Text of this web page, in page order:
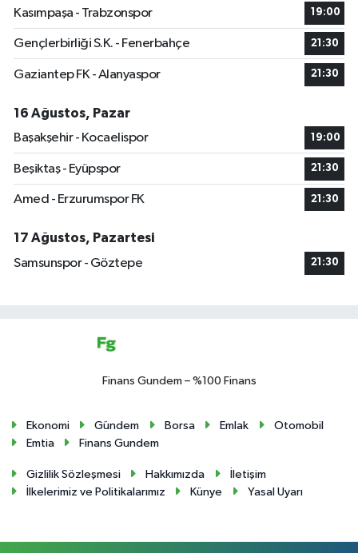
Kasımpaşa - Trabzonspor 19:00
Gençlerbirliği S.K. - Fenerbahçe 21:30
Gaziantep FK - Alanyaspor 21:30
16 Ağustos, Pazar
Başakşehir - Kocaelispor
19:00
Beşiktaş - Eyüpspor 21:30
Amed - Erzurumspor FK 21:30
17 Ağustos, Pazartesi
Samsunspor - Göztepe
21:30
Finans Gundem – %100 Finans
Ekonomi Gündem Borsa Emlak
Otomobil
Emtia
Finans Gundem
Gizlilik Sözleşmesi Hakkımızda
İletişim
İlkelerimiz ve Politikalarımız
Künye Yasal Uyarı